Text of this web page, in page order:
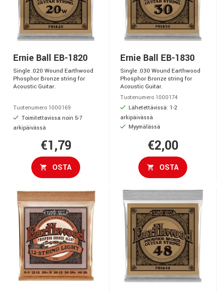
Ernie Ball EB-1820
Single .020 Wound Earthwood
Phosphor Bronze string for
Acoustic Guitar.
Tuotenumero 1000169
Toimitettavissa noin 5-7
arkipäivässä
€1,79
OSTA
Ernie Ball EB-1830
Single .030 Wound Earthwood
Phosphor Bronze string for
Acoustic Guitar.
Tuotenumero 1000174
Lähetettävissä: 1-2
arkipäivässä
Myymälässä
€2,00
OSTA